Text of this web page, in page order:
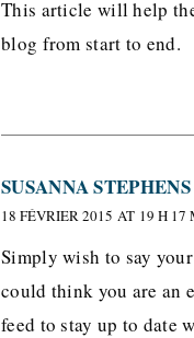
This article will help
blog from start to end.
SUSANNA STEPHENS
18 FÉVRIER 2015 AT 19 H 17
Simply wish to say
could think you are an
feed to stay up to date